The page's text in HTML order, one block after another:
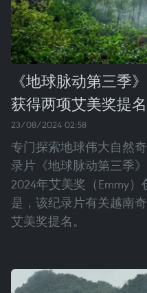
《地球脉动第三季
获得两项艾美奖提名
23/08/2024 02:58
专门探索地球伟大自然
录片《地球脉动第三季
2024年艾美奖（Emmy
是，该纪录片有关越南
艾美奖提名。